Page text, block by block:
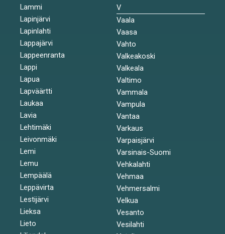
Lammi
Lapinjärvi
Lapinlahti
Lappajärvi
Lappeenranta
Lappi
Lapua
Lapväärtti
Laukaa
Lavia
Lehtimäki
Leivonmäki
Lemi
Lemu
Lempäälä
Leppävirta
Lestijärvi
Lieksa
Lieto
V
Vaala
Vaasa
Vahto
Valkeakoski
Valkeala
Valtimo
Vammala
Vampula
Vantaa
Varkaus
Varpaisjärvi
Varsinais-Suomi
Vehkalahti
Vehmaa
Vehmersalmi
Velkua
Vesanto
Vesilahti